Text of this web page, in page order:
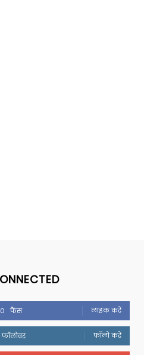
फैंस लाइक करें
फॉलोवर फॉलो करें